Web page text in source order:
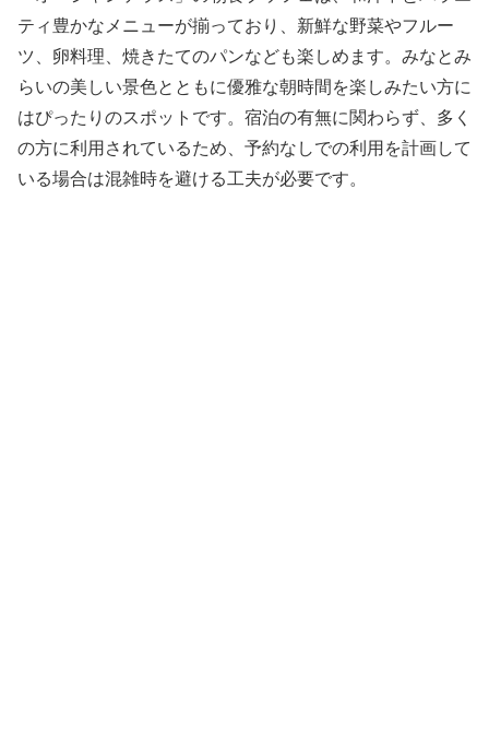
ティ豊かなメニューが揃っており、新鮮な野菜やフルー
ツ、卵料理、焼きたてのパンなども楽しめます。みなとみ
らいの美しい景色とともに優雅な朝時間を楽しみたい方に
はぴったりのスポットです。宿泊の有無に関わらず、多く
の方に利用されているため、予約なしでの利用を計画して
いる場合は混雑時を避ける工夫が必要です。